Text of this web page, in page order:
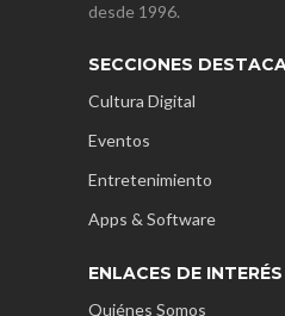
desde 1996.
SECCIONES
Cultura Digital
Eventos
Entretenimiento
Apps & Software
ENLACES DE INTERÉS
Quiénes Somos